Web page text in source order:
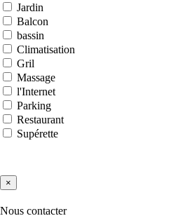
Jardin
Balcon
bassin
Climatisation
Gril
Massage
l'Internet
Parking
Restaurant
Supérette
×
Nous contacter